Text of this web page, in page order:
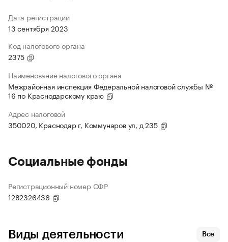
Дата регистрации
13 сентября 2023
Код налогового органа
2375
Наименование налогового органа
Межрайонная инспекция Федеральной налоговой службы №
16 по Краснодарскому краю
Адрес налоговой
350020, Краснодар г, Коммунаров ул, д 235
Социальные фонды
Регистрационный номер СФР
1282326436
Виды деятельности Все